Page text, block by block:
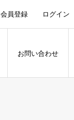
会員登録 ログイン
お問い合わせ